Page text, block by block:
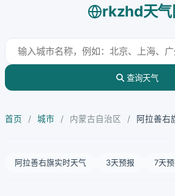
rkzhd天气
查询天气
首页 / 城市 / 内蒙古自治区 / 阿拉善右
阿拉善右旗实时天气 3天预报 7天